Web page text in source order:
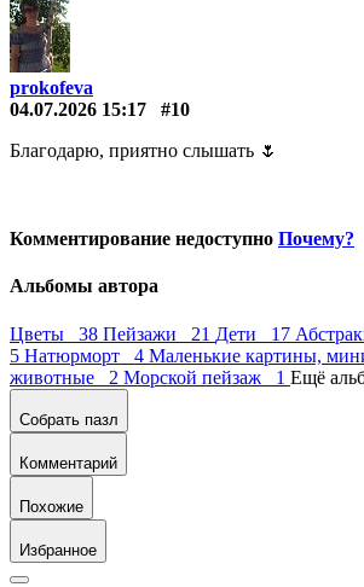
prokofeva
04.07.2026 15:17
#10
Благодарю, приятно слышать 🌷
Комментирование недоступно Почему?
Альбомы автора
Цветы 38 Пейзажи 21 Дети 17
5 Натюрморт 4 Маленькие картины,
животные 2 Морской пейзаж 1 Ещё
Собрать пазл
Комментарий
Похожие
Избранное